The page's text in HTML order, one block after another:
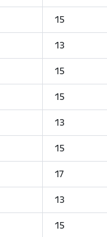
15
13
15
15
13
15
17
13
15